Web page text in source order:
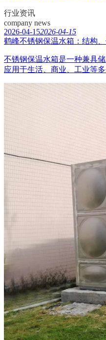
行业资讯
company news
2026-04-152026-04-15
鹤峰不锈钢保温水箱：结构
不锈钢保温水箱是一种兼具
应用于生活、商业、工业等